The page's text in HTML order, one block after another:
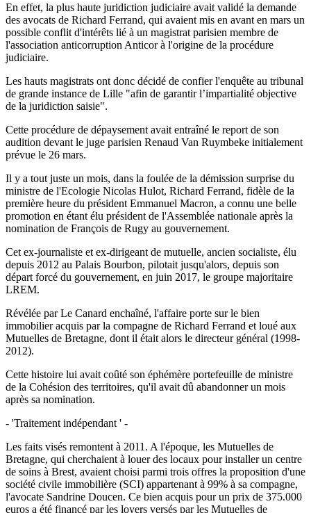
En effet, la plus haute juridiction judiciaire avait validé la demande
des avocats de Richard Ferrand, qui avaient mis en avant en mars un
possible conflit d'intérêts lié à un magistrat parisien membre de
l'association anticorruption Anticor à l'origine de la procédure
judiciaire.
Les hauts magistrats ont donc décidé de confier l'enquête au tribunal
de grande instance de Lille "afin de garantir l’impartialité objective
de la juridiction saisie".
Cette procédure de dépaysement avait entraîné le report de son
audition devant le juge parisien Renaud Van Ruymbeke initialement
prévue le 26 mars.
Il y a tout juste un mois, dans la foulée de la démission surprise du
ministre de l'Ecologie Nicolas Hulot, Richard Ferrand, fidèle de la
première heure du président Emmanuel Macron, a connu une belle
promotion en étant élu président de l'Assemblée nationale après la
nomination de François de Rugy au gouvernement.
Cet ex-journaliste et ex-dirigeant de mutuelle, ancien socialiste, élu
depuis 2012 au Palais Bourbon, pilotait jusqu'alors, depuis son
départ forcé du gouvernement, en juin 2017, le groupe majoritaire
LREM.
Révélée par Le Canard enchaîné, l'affaire porte sur le bien
immobilier acquis par la compagne de Richard Ferrand et loué aux
Mutuelles de Bretagne, dont il était alors le directeur général (1998-
2012).
Cette histoire lui avait coûté son éphémère portefeuille de ministre
de la Cohésion des territoires, qu'il avait dû abandonner un mois
après sa nomination.
- 'Traitement indépendant ' -
Les faits visés remontent à 2011. A l'époque, les Mutuelles de
Bretagne, qui cherchaient à louer des locaux pour installer un centre
de soins à Brest, avaient choisi parmi trois offres la proposition d'une
société civile immobilière (SCI) appartenant à 99% à sa compagne,
l'avocate Sandrine Doucen. Ce bien acquis pour un prix de 375.000
euros a été financé par les loyers versés par les Mutuelles de